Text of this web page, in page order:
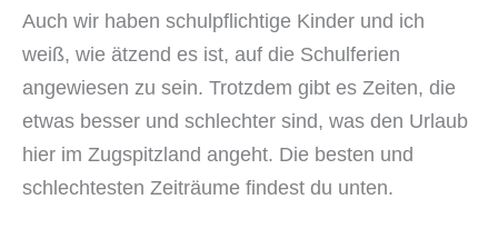
Auch wir haben schulpflichtige Kinder und ich
weiß, wie ätzend es ist, auf die Schulferien
angewiesen zu sein. Trotzdem gibt es Zeiten, die
etwas besser und schlechter sind, was den Urlaub
hier im Zugspitzland angeht. Die besten und
schlechtesten Zeiträume findest du unten.